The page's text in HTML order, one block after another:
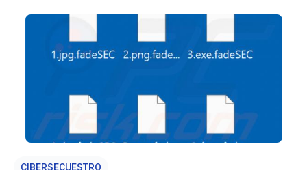
identifica como «Ransomware Team» en e
CIBERSECUESTRO